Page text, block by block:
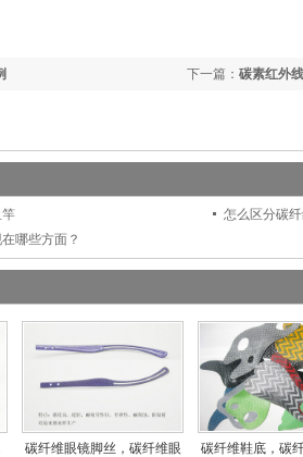
下一篇： 碳素红外
怎么区分碳
哪些方面？
碳纤维眼镜脚丝，碳纤维眼
碳纤维鞋底，碳